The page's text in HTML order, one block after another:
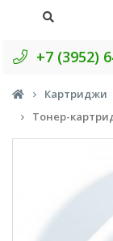
+7 (3952)
Картриджи
Тонер-